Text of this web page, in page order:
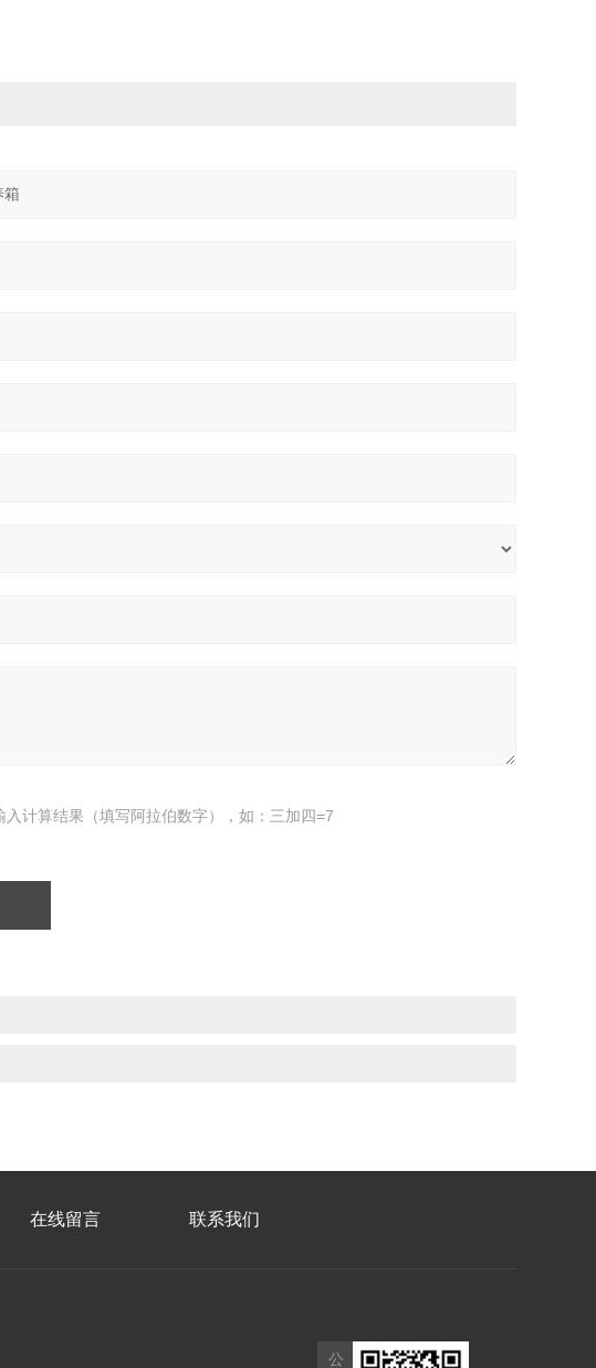
入计算结果（填写阿拉伯数字），如：三加四=7
在线留言 联系我们
公